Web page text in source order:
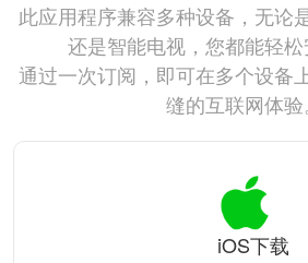
此应用程序兼容多种设备，无论
还是智能电视，您都能轻松
通过一次订阅，即可在多个设备
缝的互联网体验。
iOS下载